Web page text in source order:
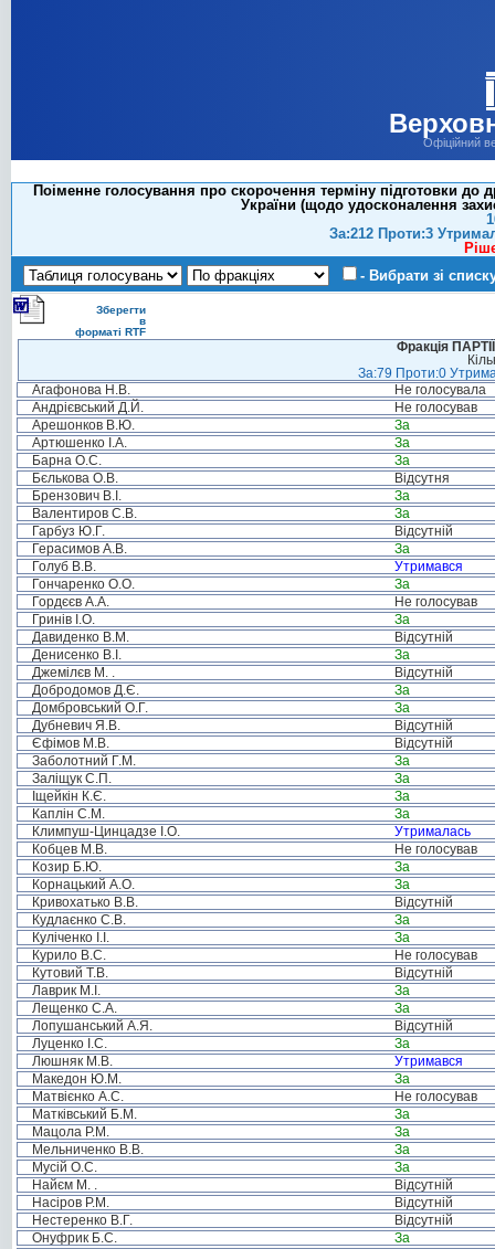
Офіційний
Поіменне голосування про скорочення терміну підготовки до
України (щодо удосконалення
За:212 Проти:3
- Вибрати зі
Зберегти
в
форматі RTF
Фракція
За:79 Проти:0
Агафонова Н.В.
Не голосувала
Андрієвський Д.Й.
Не голосував
Арешонков В.Ю.
За
Артюшенко І.А.
За
Барна О.С.
За
Бєлькова О.В.
Відсутня
Брензович В.І.
За
Валентиров С.В.
За
Гарбуз Ю.Г.
Відсутній
Герасимов А.В.
За
Голуб В.В.
Утримався
Гончаренко О.О.
За
Гордєєв А.А.
Не голосував
Гринів І.О.
За
Давиденко В.М.
Відсутній
Денисенко В.І.
За
Джемілєв М. .
Відсутній
Добродомов Д.Є.
За
Домбровський О.Г.
За
Дубневич Я.В.
Відсутній
Єфімов М.В.
Відсутній
Заболотний Г.М.
За
Заліщук С.П.
За
Іщейкін К.Є.
За
Каплін С.М.
За
Климпуш-Цинцадзе І.О.
Утрималась
Кобцев М.В.
Не голосував
Козир Б.Ю.
За
Корнацький А.О.
За
Кривохатько В.В.
Відсутній
Кудлаєнко С.В.
За
Куліченко І.І.
За
Курило В.С.
Не голосував
Кутовий Т.В.
Відсутній
Лаврик М.І.
За
Лещенко С.А.
За
Лопушанський А.Я.
Відсутній
Луценко І.С.
За
Люшняк М.В.
Утримався
Македон Ю.М.
За
Матвієнко А.С.
Не голосував
Матківський Б.М.
За
Мацола Р.М.
За
Мельниченко В.В.
За
Мусій О.С.
За
Найєм М. .
Відсутній
Насіров Р.М.
Відсутній
Нестеренко В.Г.
Відсутній
Онуфрик Б.С.
За